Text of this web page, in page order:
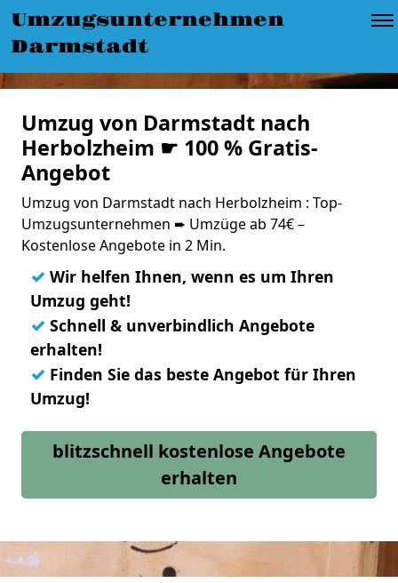
Umzugsunternehmen
Darmstadt
Umzug von Darmstadt nach
Herbolzheim ☛ 100 % Gratis-
Angebot
Umzug von Darmstadt nach Herbolzheim : Top-
Umzugsunternehmen ➨ Umzüge ab 74€ –
Kostenlose Angebote in 2 Min.
✓ Wir helfen Ihnen, wenn es um Ihren
Umzug geht!
✓ Schnell & unverbindlich Angebote
erhalten!
✓ Finden Sie das beste Angebot für Ihren
Umzug!
blitzschnell kostenlose Angebote
erhalten